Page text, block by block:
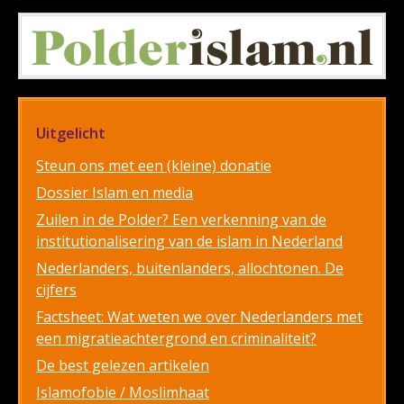
Uitgelicht
Steun ons met een (kleine) donatie
Dossier Islam en media
Zuilen in de Polder? Een verkenning van de
institutionalisering van de islam in Nederland
Nederlanders, buitenlanders, allochtonen. De
cijfers
Factsheet: Wat weten we over Nederlanders met
een migratieachtergrond en criminaliteit?
De best gelezen artikelen
Islamofobie / Moslimhaat